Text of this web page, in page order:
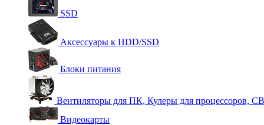
SSD
Аксессуары к HDD/SSD
Блоки питания
Вентиляторы для ПК, Кулеры для процессоров,
Видеокарты